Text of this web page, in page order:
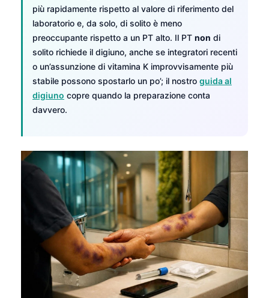
più rapidamente rispetto al valore di riferimento del
laboratorio e, da solo, di solito è meno
preoccupante rispetto a un PT alto. Il PT non di
solito richiede il digiuno, anche se integratori recenti
o un’assunzione di vitamina K improvvisamente più
stabile possono spostarlo un po’; il nostro guida al
digiuno copre quando la preparazione conta
davvero.